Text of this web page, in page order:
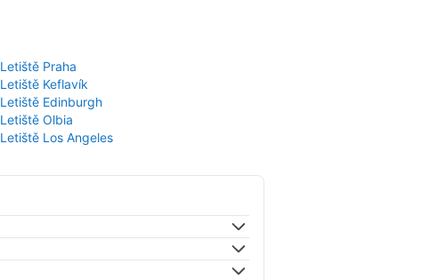
Letiště Praha
Letiště Keflavík
Letiště Edinburgh
Letiště Olbia
Letiště Los Angeles